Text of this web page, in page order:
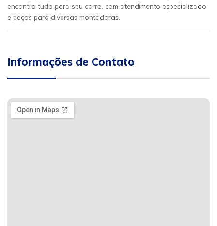
encontra tudo para seu carro, com atendimento especializado
e peças para diversas montadoras.
Informações de Contato